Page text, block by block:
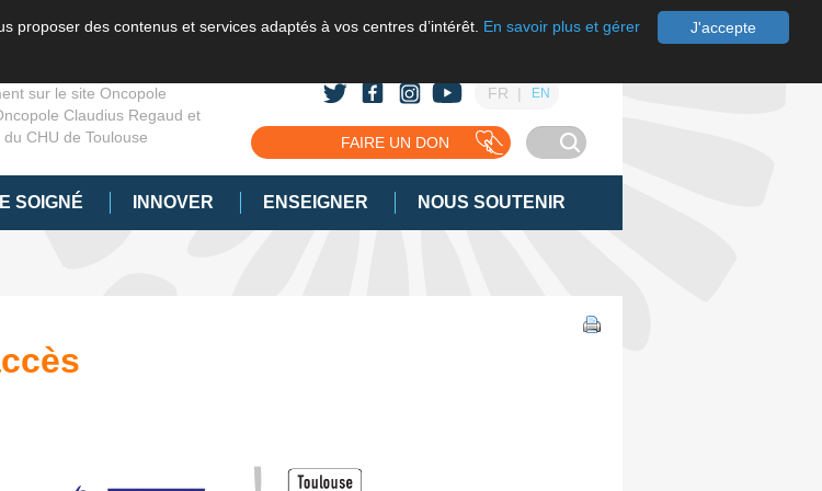
J'accepte
proposer des contenus et services adaptés à vos centres d’intérêt. En savoir plus et gérer
sur le site Oncopole
Claudius Regaud et
CHU de Toulouse
FR EN
FAIRE UN DON
SOIGNÉ INNOVER ENSEIGNER NOUS SOUTENIR